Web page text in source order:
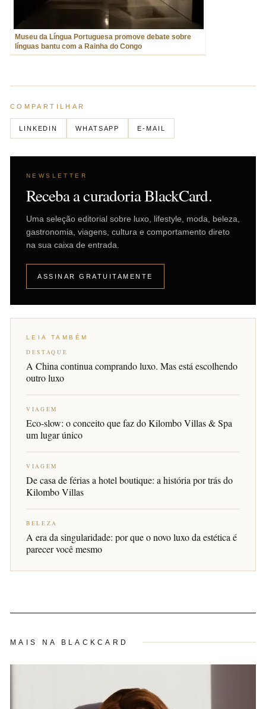
Museu da Língua Portuguesa promove debate sobre
línguas bantu com a Rainha do Congo
COMPARTILHAR
LINKEDIN WHATSAPP E-MAIL
NEWSLETTER
Receba a curadoria BlackCard.
Uma seleção editorial sobre luxo, lifestyle, moda, beleza,
gastronomia, viagens, cultura e comportamento direto
na sua caixa de entrada.
ASSINAR GRATUITAMENTE
LEIA TAMBÉM
DESTAQUE
A China continua comprando luxo. Mas está escolhendo
outro luxo
VIAGEM
Eco-slow: o conceito que faz do Kilombo Villas & Spa
um lugar único
VIAGEM
De casa de férias a hotel boutique: a história por trás do
Kilombo Villas
BELEZA
A era da singularidade: por que o novo luxo da estética é
parecer você mesmo
MAIS NA BLACKCARD